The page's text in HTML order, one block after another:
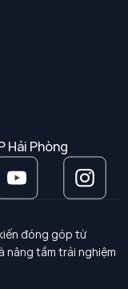
Hải Phòng
đóng góp từ
nâng tầm trải nghiệm